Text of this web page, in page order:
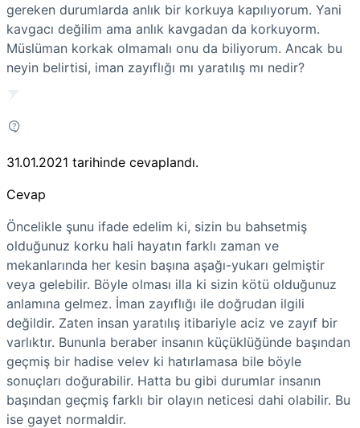
gereken durumlarda anlık bir korkuya kapılıyorum. Yani
kavgacı değilim ama anlık kavgadan da korkuyorm.
Müslüman korkak olmamalı onu da biliyorum. Ancak bu
neyin belirtisi, iman zayıflığı mı yaratılış mı nedir?
31.01.2021 tarihinde cevaplandı.
Cevap
Öncelikle şunu ifade edelim ki, sizin bu bahsetmiş
olduğunuz korku hali hayatın farklı zaman ve
mekanlarında her kesin başına aşağı-yukarı gelmiştir
veya gelebilir. Böyle olması illa ki sizin kötü olduğunuz
anlamına gelmez. İman zayıflığı ile doğrudan ilgili
değildir. Zaten insan yaratılış itibariyle aciz ve zayıf bir
varlıktır. Bununla beraber insanın küçüklüğünde başından
geçmiş bir hadise velev ki hatırlamasa bile böyle
sonuçları doğurabilir. Hatta bu gibi durumlar insanın
başından geçmiş farklı bir olayın neticesi dahi olabilir. Bu
ise gayet normaldir.